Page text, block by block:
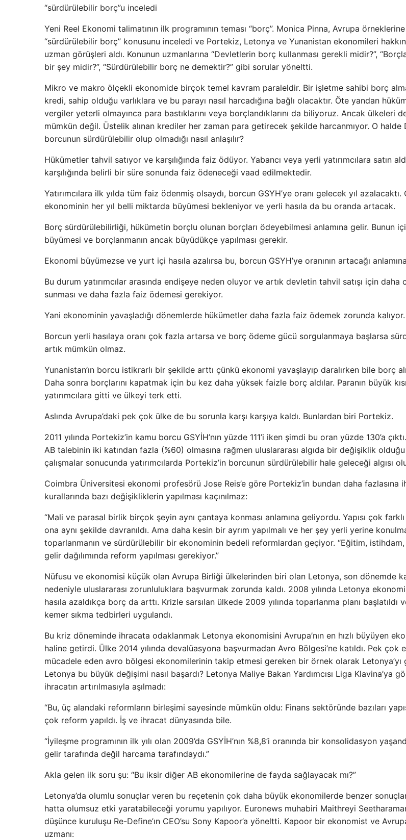
“sürdürülebilir borç”u inceledi
Yeni Reel Ekonomi talimatının ilk programının teması “borç”. Monica Pinna, Avrupa
“sürdürülebilir borç” konusunu inceledi ve Portekiz, Letonya ve Yunanistan ekonomileri
uzman görüşleri aldı. Konunun uzmanlarına “Devletlerin borç kullanması gerekli midir?”,
bir şey midir?”, “Sürdürülebilir borç ne demektir?” gibi sorular yöneltti.
Mikro ve makro ölçekli ekonomide birçok temel kavram paraleldir. Bir işletme sahibi borç
kredi, sahip olduğu varlıklara ve bu parayı nasıl harcadığına bağlı olacaktır. Öte yandan
vergiler yeterli olmayınca para bastıklarını veya borçlandıklarını da biliyoruz. Ancak ülkeleri
mümkün değil. Üstelik alınan krediler her zaman para getirecek şekilde harcanmıyor. O halde
borcunun sürdürülebilir olup olmadığı nasıl anlaşılır?
Hükümetler tahvil satıyor ve karşılığında faiz ödüyor. Yabancı veya yerli yatırımcılara satın
karşılığında belirli bir süre sonunda faiz ödeneceği vaad edilmektedir.
Yatırımcılara ilk yılda tüm faiz ödenmiş olsaydı, borcun GSYH’ye oranı gelecek yıl azalacaktı.
ekonominin her yıl belli miktarda büyümesi bekleniyor ve yerli hasıla da bu oranda artacak.
Borç sürdürülebilirliği, hükümetin borçlu olunan borçları ödeyebilmesi anlamına gelir. Bunun
büyümesi ve borçlanmanın ancak büyüdükçe yapılması gerekir.
Ekonomi büyümezse ve yurt içi hasıla azalırsa bu, borcun GSYH’ye oranının artacağı
Bu durum yatırımcılar arasında endişeye neden oluyor ve artık devletin tahvil satışı için
sunması ve daha fazla faiz ödemesi gerekiyor.
Yani ekonominin yavaşladığı dönemlerde hükümetler daha fazla faiz ödemek zorunda kalıyor.
Borcun yerli hasılaya oranı çok fazla artarsa ​​ve borç ödeme gücü sorgulanmaya başlarsa
artık mümkün olmaz.
Yunanistan’ın borcu istikrarlı bir şekilde arttı çünkü ekonomi yavaşlayıp daralırken bile borç
Daha sonra borçlarını kapatmak için bu kez daha yüksek faizle borç aldılar. Paranın büyük
yatırımcılara gitti ve ülkeyi terk etti.
Aslında Avrupa’daki pek çok ülke de bu sorunla karşı karşıya kaldı. Bunlardan biri Portekiz.
2011 yılında Portekiz’in kamu borcu GSYİH’nın yüzde 111’i iken şimdi bu oran yüzde 130’a
AB talebinin iki katından fazla (%60) olmasına rağmen uluslararası algıda bir değişiklik
çalışmalar sonucunda yatırımcılarda Portekiz’in borcunun sürdürülebilir hale geleceği algısı
Coimbra Üniversitesi ekonomi profesörü Jose Reis’e göre Portekiz’in bundan daha fazlasına
kurallarında bazı değişikliklerin yapılması kaçınılmaz:
“Mali ve parasal birlik birçok şeyin aynı çantaya konması anlamına geliyordu. Yapısı çok
ona aynı şekilde davranıldı. Ama daha kesin bir ayrım yapılmalı ve her şey yerli yerine
toparlanmanın ve sürdürülebilir bir ekonominin bedeli reformlardan geçiyor. “Eğitim, istihdam,
gelir dağılımında reform yapılması gerekiyor.”
Nüfusu ve ekonomisi küçük olan Avrupa Birliği ülkelerinden biri olan Letonya, son dönemde
nedeniyle uluslararası zorunluluklara başvurmak zorunda kaldı. 2008 yılında Letonya
hasıla azaldıkça borç da arttı. Krizle sarsılan ülkede 2009 yılında toparlanma planı başlatıldı
kemer sıkma tedbirleri uygulandı.
Bu kriz döneminde ihracata odaklanmak Letonya ekonomisini Avrupa’nın en hızlı büyüyen
haline getirdi. Ülke 2014 yılında devalüasyona başvurmadan Avro Bölgesi’ne katıldı. Pek çok
mücadele eden avro bölgesi ekonomilerinin takip etmesi gereken bir örnek olarak Letonya’yı
Letonya bu büyük değişimi nasıl başardı? Letonya Maliye Bakan Yardımcısı Liga Klavina’ya
ihracatın artırılmasıyla aşılmadı:
“Bu, üç alandaki reformların birleşimi sayesinde mümkün oldu: Finans sektöründe bazıları
çok reform yapıldı. İş ve ihracat dünyasında bile.
“İyileşme programının ilk yılı olan 2009’da GSYİH’nın %8,8’i oranında bir konsolidasyon
gelir tarafında değil harcama tarafındaydı.”
Akla gelen ilk soru şu: “Bu iksir diğer AB ekonomilerine de fayda sağlayacak mı?”
Letonya’da olumlu sonuçlar veren bu reçetenin çok daha büyük ekonomilerde benzer
hatta olumsuz etki yaratabileceği yorumu yapılıyor. Euronews muhabiri Maithreyi
düşünce kuruluşu Re-Define’ın CEO’su Sony Kapoor’a yöneltti. Kapoor bir ekonomist ve
uzmanı: